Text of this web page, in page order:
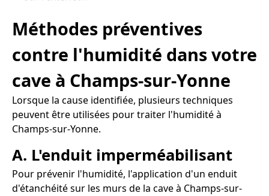
Méthodes préventives
contre l'humidité dans votre
cave à Champs-sur-Yonne
Lorsque la cause identifiée, plusieurs techniques
peuvent être utilisées pour traiter l'humidité à
Champs-sur-Yonne.
A. L'enduit imperméabilisant
Pour prévenir l'humidité, l'application d'un enduit
d'étanchéité sur les murs de la cave à Champs-sur-